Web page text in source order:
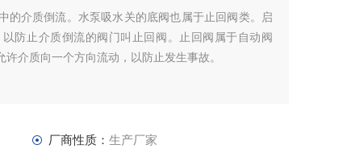
的介质倒流。水泵吸水关的底阀也属于止回阀类。启
防止介质倒流的阀门叫止回阀。止回阀属于自动阀
介质向一个方向流动，以防止发生事故。
厂商性质： 生产厂家